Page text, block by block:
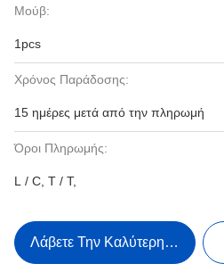
Μούβ:
1pcs
Χρόνος Παράδοσης:
15 ημέρες μετά από την πληρωμή
Όροι Πληρωμής:
L / C, T / T,
Λάβετε Την Καλύτερη Τιμή